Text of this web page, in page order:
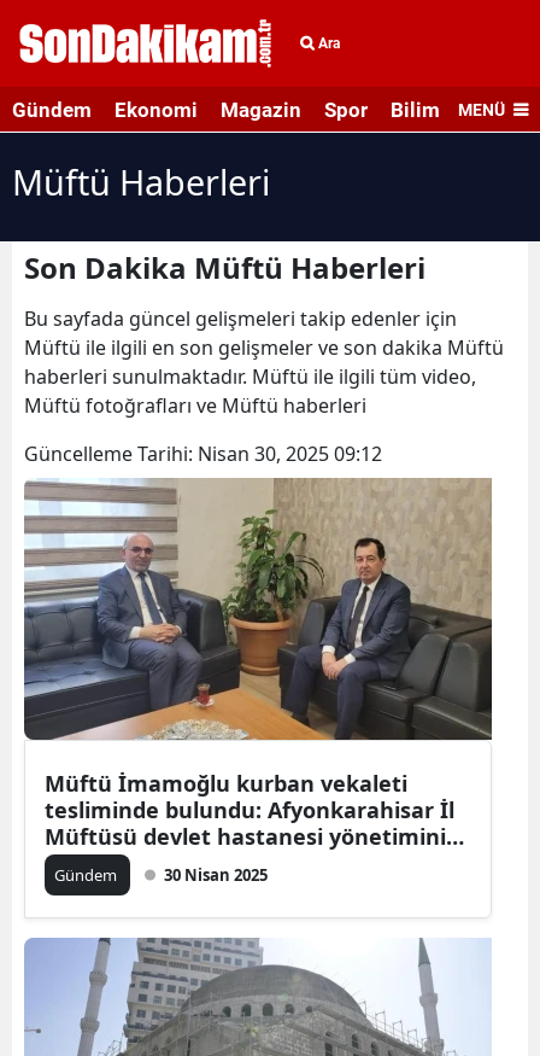
Ara
Gündem Ekonomi Magazin Spor Bilim veMENÜ
Müftü Haberleri
Son Dakika Müftü Haberleri
Bu sayfada güncel gelişmeleri takip edenler için
Müftü ile ilgili en son gelişmeler ve son dakika Müftü
haberleri sunulmaktadır. Müftü ile ilgili tüm video,
Müftü fotoğrafları ve Müftü haberleri
Güncelleme Tarihi: Nisan 30, 2025 09:12
Müftü İmamoğlu kurban vekaleti
tesliminde bulundu: Afyonkarahisar İl
Müftüsü devlet hastanesi yönetimini
ziyaret etti
Gündem 30 Nisan 2025